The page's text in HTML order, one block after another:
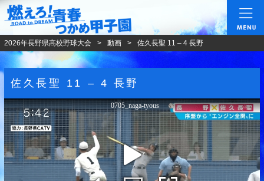
燃えろ!青春 つかめ
2026年長野県高校野球大会 動画 佐久長聖 11 – 4 長野
佐久長聖 11 – 4 長野
0705_naga-tyous